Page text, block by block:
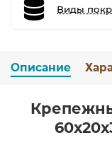
Виды
Описание